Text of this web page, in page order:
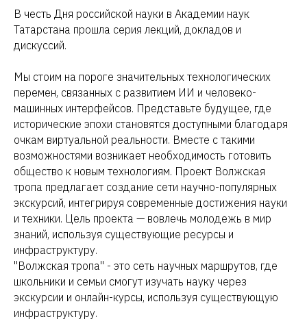
В честь Дня российской науки в Академии наук
Татарстана прошла серия лекций, докладов и
дискуссий.
Мы стоим на пороге значительных технологических
перемен, связанных с развитием ИИ и человеко-
машинных интерфейсов. Представьте будущее, где
исторические эпохи становятся доступными благодаря
очкам виртуальной реальности. Вместе с такими
возможностями возникает необходимость готовить
общество к новым технологиям. Проект Волжская
тропа предлагает создание сети научно-популярных
экскурсий, интегрируя современные достижения науки
и техники. Цель проекта — вовлечь молодежь в мир
знаний, используя существующие ресурсы и
инфраструктуру.
"Волжская тропа" - это сеть научных маршрутов, где
школьники и семьи смогут изучать науку через
экскурсии и онлайн-курсы, используя существующую
инфраструктуру.